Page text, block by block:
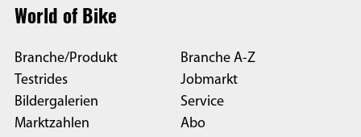
World of Bike
Branche/Produkt
Testrides
Bildergalerien
Marktzahlen
Branche A-Z
Jobmarkt
Service
Abo